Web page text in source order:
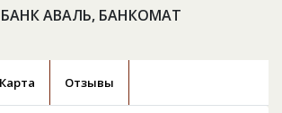
АВАЛЬ, БАНКОМАТ
Карта Отзывы